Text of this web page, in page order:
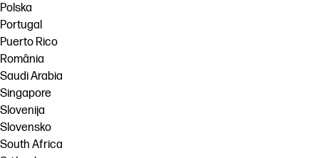
Polska
Portugal
Puerto Rico
România
Saudi Arabia
Singapore
Slovenija
Slovensko
South Africa